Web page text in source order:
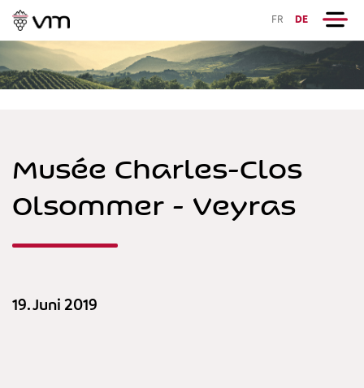
FR DE
Musée Charles-Clos
Olsommer - Veyras
19. Juni 2019